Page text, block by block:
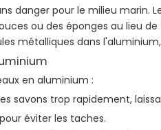
danger pour le milieu
ou des éponges au lieu
métalliques dans
en aluminium :
savons trop rapidement,
éviter les taches.